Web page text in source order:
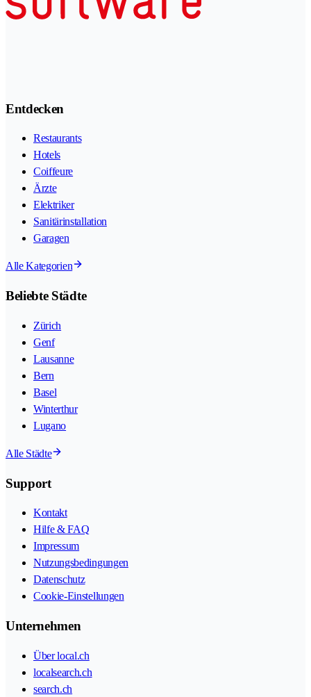
Entdecken
Restaurants
Hotels
Coiffeure
Ärzte
Elektriker
Sanitärinstallation
Garagen
Alle Kategorien
Beliebte Städte
Zürich
Genf
Lausanne
Bern
Basel
Winterthur
Lugano
Alle Städte
Support
Kontakt
Hilfe & FAQ
Impressum
Nutzungsbedingungen
Datenschutz
Cookie-Einstellungen
Unternehmen
Über local.ch
localsearch.ch
search.ch